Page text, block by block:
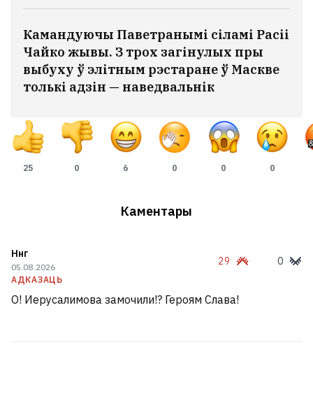
Камандуючы Паветранымі сіламі Расіі
Чайко жывы. З трох загінулых пры
выбуху ў элітным рэстаране ў Маскве
толькі адзін — наведвальнік
25 0 6 0 0 0
Каментары
Ннг
05.08.2026
АДКАЗАЦЬ
29 0
О! Иерусалимова замочили!? Героям Слава!